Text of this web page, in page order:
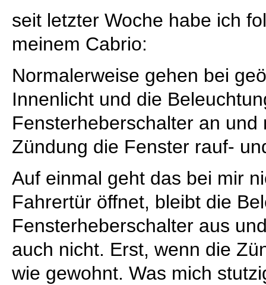
seit letzter Woche habe ich
meinem Cabrio:
Normalerweise gehen bei
Innenlicht und die
Fensterheberschalter an
Zündung die Fenster rauf-
Auf einmal geht das bei mir
Fahrertür öffnet, bleibt die
Fensterheberschalter aus
auch nicht. Erst, wenn die
wie gewohnt. Was mich